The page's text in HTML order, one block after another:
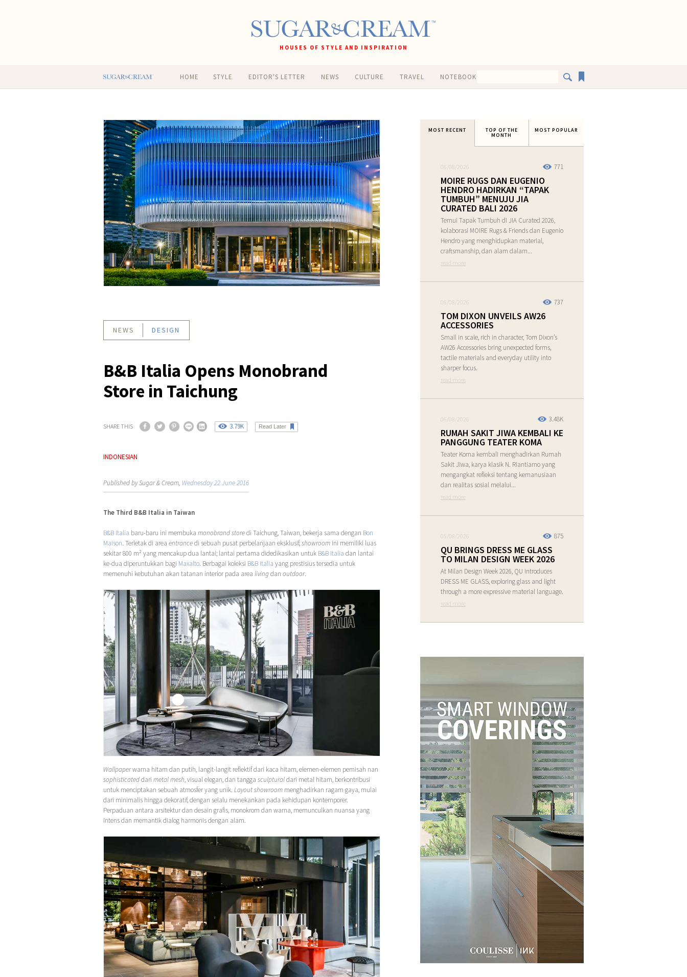
HOUSES OF STYLE AND INSPIRATION
HOME STYLE EDITOR'S LETTER NEWS CULTURE TRAVEL NOTEBOOK
NEWS DESIGN
B&B Italia Opens Monobrand
Store in Taichung
SHARE THIS 3.79K Read Later
INDONESIAN
Published by Sugar & Cream, Wednesday 22 June 2016
The Third B&B Italia in Taiwan
B&B Italia baru-baru ini membuka monobrand storedi Taichung, Taiwan, bekerja sama dengan Bon
Maison. Terletak di area entrancedi sebuah pusat perbelanjaan eksklusif,showroom ini memiliki luas
sekitar 800 m² yang mencakup dua lantai; lantai pertama didedikasikan untuk B&B Italia dan lantai
ke-dua diperuntukkan bagi Maxalto. Berbagai koleksi B&B Italia yang prestisius tersedia untuk
memenuhi kebutuhan akan tatanan interior pada area livingdan outdoor.
Wallpaperwarna hitam dan putih, langit-langit reflektif dari kaca hitam, elemen-elemen pemisah nan
sophisticateddari metal mesh, visual elegan, dan tangga sculpturaldari metal hitam, berkontribusi
untuk menciptakan sebuah atmosfer yang unik. Layoutshowroom menghadirkan ragam gaya, mulai
dari minimalis hingga dekoratif, dengan selalu menekankan pada kehidupan kontemporer.
Perpaduan antara arsitektur dan desain grafis, monokrom dan warna, memunculkan nuansa yang
intens dan memantik dialog harmonis dengan alam.
MOST RECENT TOP OF THE
MONTH
MOST POPULAR
771
06/08/2026
MOIRE RUGS DAN EUGENIO
HENDRO HADIRKAN “TAPAK
TUMBUH” MENUJU JIA
CURATED BALI 2026
Temui Tapak Tumbuh di JIA Curated 2026,
kolaborasi MOIRE Rugs & Friends dan Eugenio
Hendro yang menghidupkan material,
craftsmanship, dan alam dalam...
read more
737
06/08/2026
TOM DIXON UNVEILS AW26
ACCESSORIES
Small in scale, rich in character, Tom Dixon’s
AW26 Accessories bring unexpected forms,
tactile materials and everyday utility into
sharper focus.
read more
3.48K
06/08/2026
RUMAH SAKIT JIWA KEMBALI KE
PANGGUNG TEATER KOMA
Teater Koma kembali menghadirkan Rumah
Sakit Jiwa, karya klasik N. Riantiarno yang
mengangkat refleksi tentang kemanusiaan
dan realitas sosial melalui...
read more
875
05/08/2026
QU BRINGS DRESS ME GLASS
TO MILAN DESIGN WEEK 2026
At Milan Design Week 2026, QU introduces
DRESS ME GLASS, exploring glass and light
through a more expressive material language.
read more